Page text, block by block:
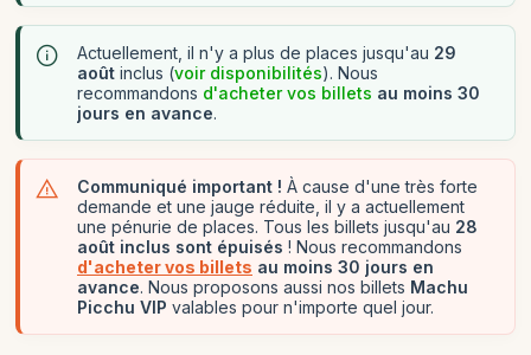
Actuellement, il n'y a plus de places jusqu'au 29
août inclus (voir disponibilités). Nous
recommandons d'acheter vos billets au moins 30
jours en avance.
Communiqué important ! À cause d'une très forte
demande et une jauge réduite, il y a actuellement
une pénurie de places. Tous les billets jusqu'au 28
août inclus sont épuisés ! Nous recommandons
d'acheter vos billets au moins 30 jours en
avance. Nous proposons aussi nos billets Machu
Picchu VIP valables pour n'importe quel jour.